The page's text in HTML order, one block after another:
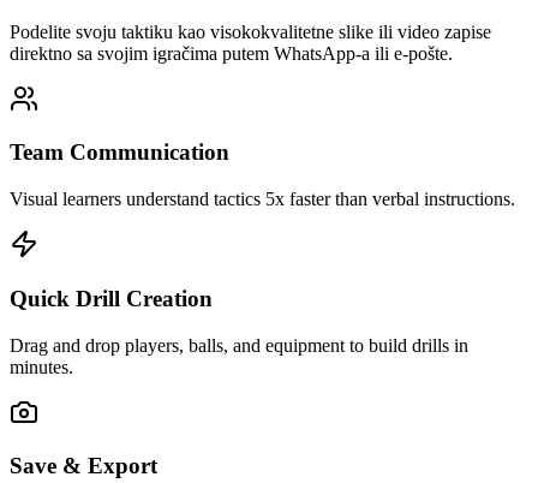
Podelite svoju taktiku kao visokokvalitetne slike ili video zapise
direktno sa svojim igračima putem WhatsApp-a ili e-pošte.
Team Communication
Visual learners understand tactics 5x faster than verbal instructions.
Quick Drill Creation
Drag and drop players, balls, and equipment to build drills in
minutes.
Save & Export